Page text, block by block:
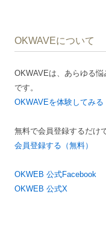
ゲ
シ
ョ
OKWAVEについて
OKWAVEは、あらゆる
です。
OKWAVEを体験してみる
無料で会員登録するだけ
会員登録する（無料）
OKWEB 公式Facebook
OKWEB 公式X